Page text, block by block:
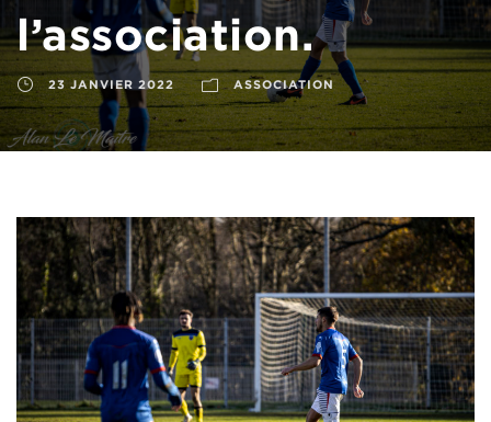
l’association.
23 JANVIER 2022 ASSOCIATION